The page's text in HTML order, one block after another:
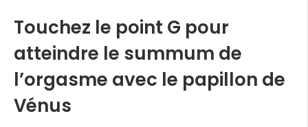
Touchez le point G pour
atteindre le summum de
l’orgasme avec le papillon de
Vénus